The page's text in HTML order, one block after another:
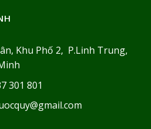
Khu Phố 2, P.Linh Trung,
301 801